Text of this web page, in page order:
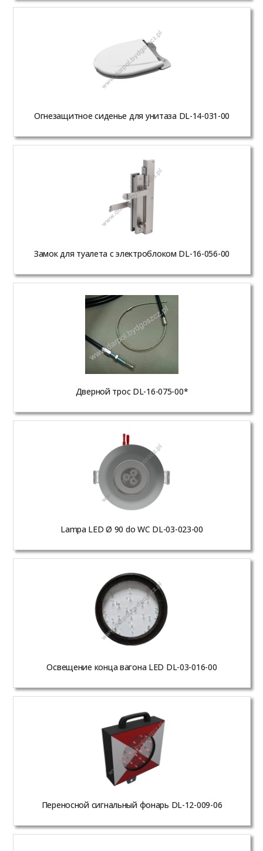
Огнезащитное сиденье для унитаза DL-14-031-00
Замок для туалета с электроблоком DL-16-056-00
Дверной трос DL-16-075-00*
Lampa LED Ø 90 do WC DL-03-023-00
Освещение конца вагона LED DL-03-016-00
Переносной сигнальный фонарь DL-12-009-06